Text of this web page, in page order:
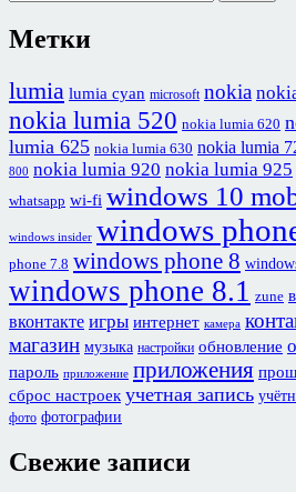
Метки
lumia lumia cyan microsoft nokia
nokia lumia 520 nokia lumia 620
lumia 625 nokia lumia 630 nokia lumia
800 nokia lumia 920 nokia lumia 925
whatsapp wi-fi windows 10
windows insider windows
phone 7.8 windows phone 8
windows phone 8.1 zune
вконтакте игры интернет камера
магазин музыка настройки обновление
пароль приложение приложения
сброс настроек учетная запись
фото фотографии
Свежие записи